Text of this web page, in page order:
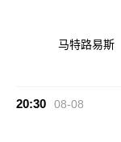
马特路易斯
20:30 08-08